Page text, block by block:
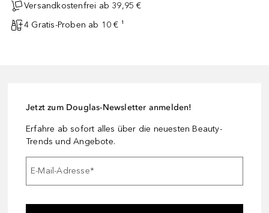
Versandkostenfrei ab 39,95 €
4 Gratis-Proben ab 10 € ¹
Jetzt zum Douglas-Newsletter anmelden!
Erfahre ab sofort alles über die neuesten Beauty-
Trends und Angebote.
E-Mail-Adresse*